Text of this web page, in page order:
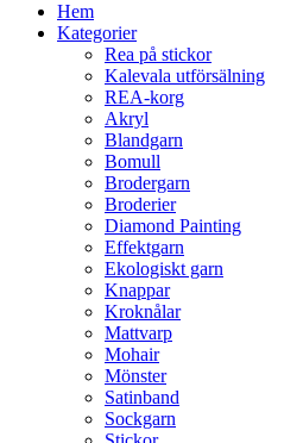
Hem
Kategorier
Rea på stickor
Kalevala utförsälning
REA-korg
Akryl
Blandgarn
Bomull
Brodergarn
Broderier
Diamond Painting
Effektgarn
Ekologiskt garn
Knappar
Kroknålar
Mattvarp
Mohair
Mönster
Satinband
Sockgarn